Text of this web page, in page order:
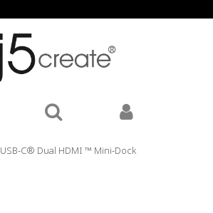
USB-C® Dual HDMI ™ Mini-Dock